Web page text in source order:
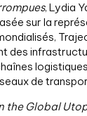
, Lydia
sur la
des
de
the Global